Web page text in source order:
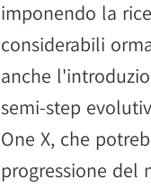
imponendo la
considerabili
anche
semi-step
One X, che
progressione del